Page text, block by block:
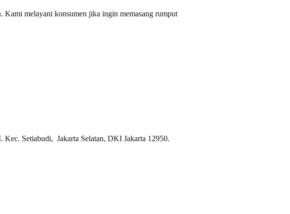
Kami melayani konsumen jika ingin memasang rumput
Kec. Setiabudi, Jakarta Selatan, DKI Jakarta 12950.